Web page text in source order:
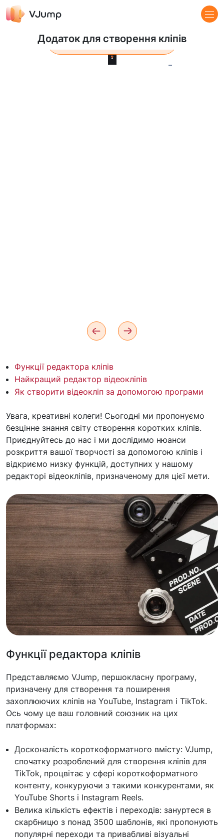
Додаток для створення кліпів
Pause
Функції редактора кліпів
Найкращий редактор відеокліпів
Як створити відеокліп за допомогою програми
Увага, креативні колеги! Сьогодні ми пропонуємо
безцінне знання світу створення коротких кліпів.
Приєднуйтесь до нас і ми дослідимо нюанси
розкриття вашої творчості за допомогою кліпів і
відкриємо низку функцій, доступних у нашому
редакторі відеокліпів, призначеному для цієї мети.
Функції редактора кліпів
Представляємо VJump, першокласну програму,
призначену для створення та поширення
захоплюючих кліпів на YouTube, Instagram і TikTok.
Ось чому це ваш головний союзник на цих
платформах:
Досконалість короткоформатного вмісту: VJump,
спочатку розроблений для створення кліпів для
TikTok, процвітає у сфері короткоформатного
контенту, конкуруючи з такими конкурентами, як
YouTube Shorts і Instagram Reels.
Велика кількість ефектів і переходів: зануртеся в
скарбницю з понад 3500 шаблонів, які пропонують
популярні переходи та привабливі візуальні